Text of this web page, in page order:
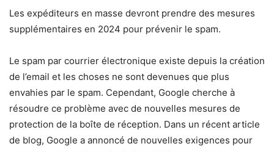
Les expéditeurs en masse devront prendre des mesures
supplémentaires en 2024 pour prévenir le spam.
Le spam par courrier électronique existe depuis la création
de l’email et les choses ne sont devenues que plus
envahies par le spam. Cependant, Google cherche à
résoudre ce problème avec de nouvelles mesures de
protection de la boîte de réception. Dans un récent article
de blog, Google a annoncé de nouvelles exigences pour